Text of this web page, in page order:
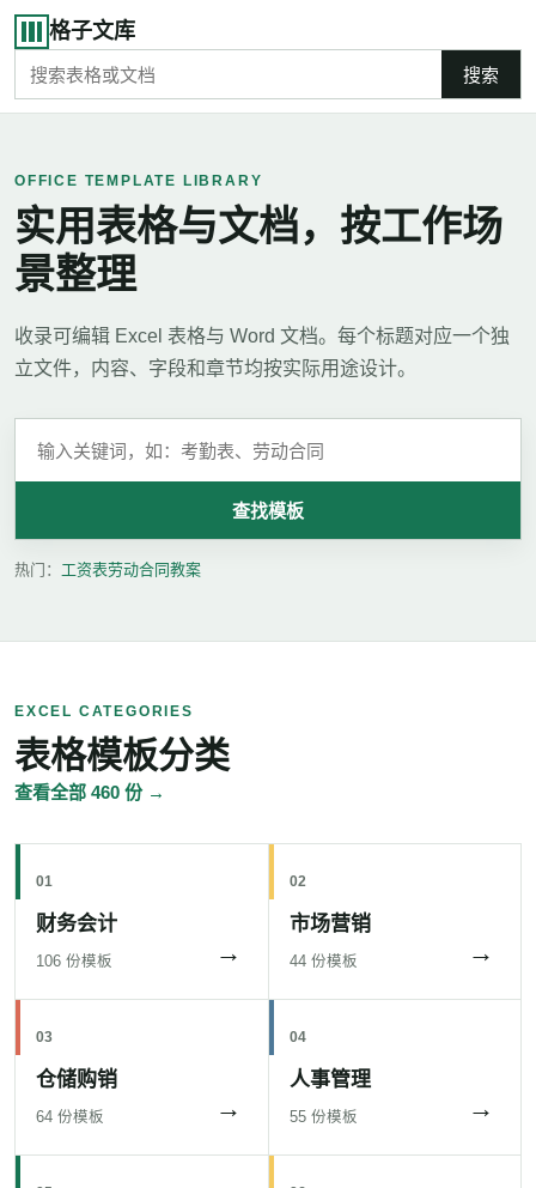
格子文库
搜索
OFFICE TEMPLATE LIBRARY
实用表格与文档，按工作场
景整理
收录可编辑 Excel 表格与 Word 文档。每个标题对应一个独
立文件，内容、字段和章节均按实际用途设计。
查找模板
热门： 工资表劳动合同教案
EXCEL CATEGORIES
表格模板分类
查看全部 460 份 →
01
财务会计
106 份模板 →
02
市场营销
44 份模板 →
03
仓储购销
64 份模板 →
04
人事管理
55 份模板 →